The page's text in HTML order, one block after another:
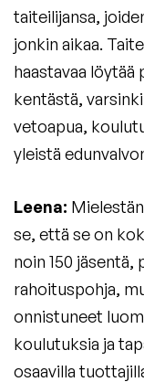
taiteilijansa,
jonkin aikaa.
haastavaa löytää
kentästä,
vetoapua,
yleistä
Leena:
se, että se on
noin 150 jäsentä,
rahoituspohja,
onnistuneet
koulutuksia ja
osaavilla